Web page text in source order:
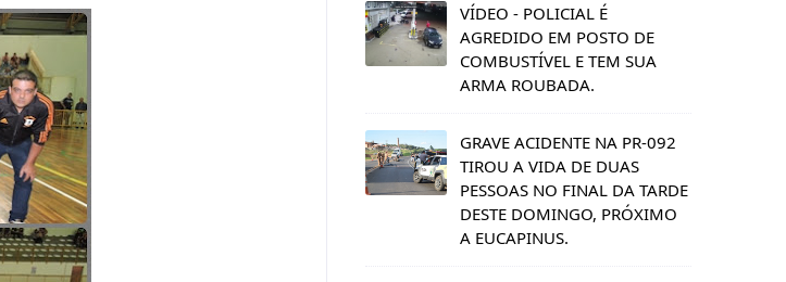
VÍDEO - POLICIAL É
AGREDIDO EM POSTO DE
COMBUSTÍVEL E TEM SUA
ARMA ROUBADA.
GRAVE ACIDENTE NA PR-092
TIROU A VIDA DE DUAS
PESSOAS NO FINAL DA TARDE
DESTE DOMINGO, PRÓXIMO
A EUCAPINUS.